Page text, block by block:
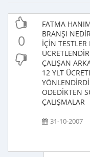
0
FATMA
BRANŞI
İÇİN
ÇALIŞAN
12 YLT
ÖDEDİKTEN
ÇALIŞMALAR
31-10-2007